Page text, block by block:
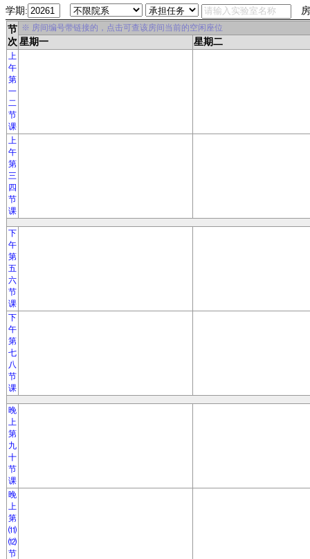
学期: 房
节
次
※ 房间编号带链接的，点击可查该房间当前的空闲座位
星期一 星期二
上
午
第
一
二
节
课
上
午
第
三
四
节
课
下
午
第
五
六
节
课
下
午
第
七
八
节
课
晚
上
第
九
十
节
课
晚
上
第
⑾
⑿
节